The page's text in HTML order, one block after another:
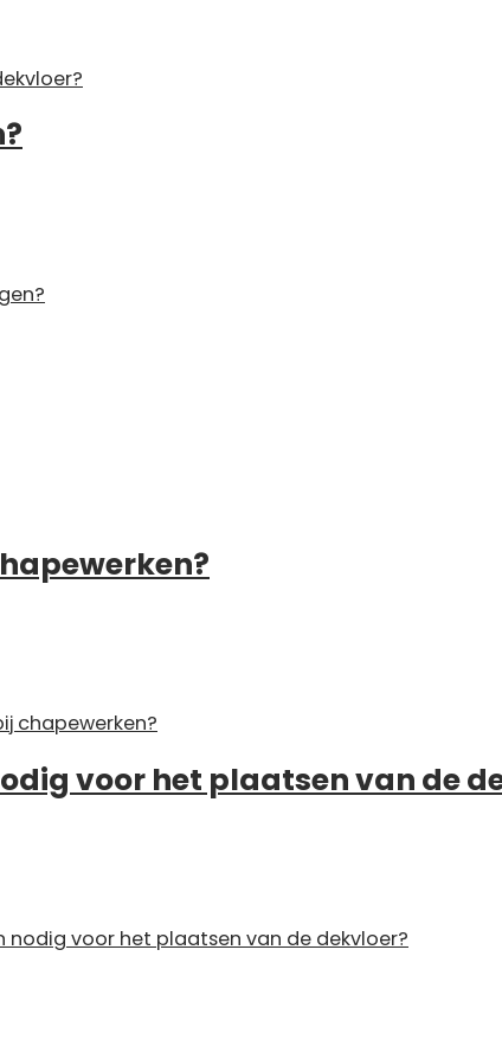
chapewerken?
voor het plaatsen van de
nodig voor het plaatsen van de dekvloer?